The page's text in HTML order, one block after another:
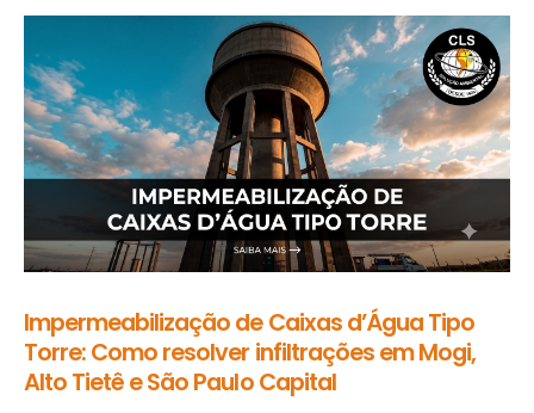
Impermeabilização de Caixas d’Água Tipo
Torre: Como resolver infiltrações em Mogi,
Alto Tietê e São Paulo Capital